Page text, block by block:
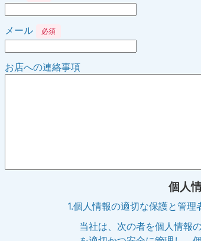
メール 必須
お店への連絡事項
個人
1.個人情報の適切な保護と管理
当社は、次の者を個人情報